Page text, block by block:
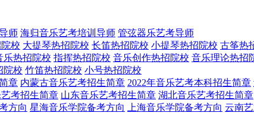
师 海归音乐艺考培训导师 管弦器乐艺考导师
校 大提琴热招院校 长笛热招院校 小提琴热招院校 古筝热
乐热招院校 指挥热招院校 音乐创作热招院校 音乐理论热招
院校 竹笛热招院校 小号热招院校
章 内蒙古音乐艺考招生简章 2022年音乐艺考本科招生简章
考招生简章 山东音乐艺考招生简章 湖北音乐艺考招生简章
方向 星海音乐学院备考方向 上海音乐学院备考方向 云南